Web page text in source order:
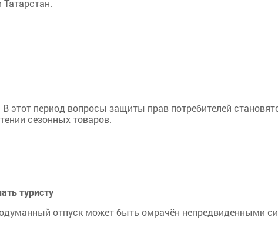
этот период вопросы защиты прав потребителей
сезонных товаров.
туристу
отпуск может быть омрачён непредвиденными